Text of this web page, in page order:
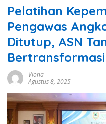
Pelatihan
Pengawas
Ditutup, ASN
Bertransformasi
Viona
Agustus 8, 2025